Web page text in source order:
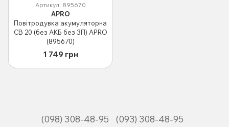
Артикул: 895670
APRO
Повітродувка акумуляторна
CB 20 (без АКБ без ЗП) APRO
(895670)
1 749 грн
(098) 308-48-95 (093) 308-48-95